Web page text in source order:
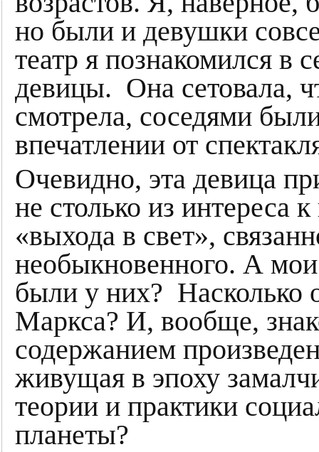
но были и девушки
театр я познакомился в
девицы. Она сетовала,
смотрела, соседями
впечатлении от
Очевидно, эта девица
не столько из интереса
«выхода в свет»,
необыкновенного. А
были у них? Насколько
Маркса? И, вообще,
содержанием
живущая в эпоху
теории и практики
планеты?